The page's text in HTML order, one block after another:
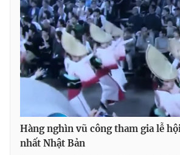
Hàng nghìn vũ công tham gia lễ
nhất Nhật Bản